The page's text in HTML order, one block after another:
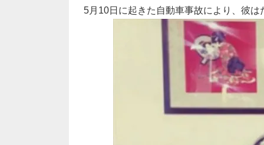
5月10日に起きた自動車事故により、彼